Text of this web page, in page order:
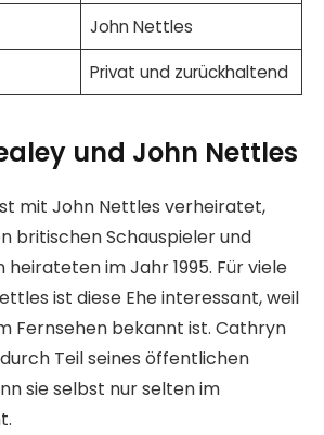
John Nettles
Privat und zurückhaltend
und John Nettles
mit John Nettles verheiratet,
britischen Schauspieler und
heirateten im Jahr 1995. Für viele
ist diese Ehe interessant, weil
Fernsehen bekannt ist. Cathryn
Teil seines öffentlichen
sie selbst nur selten im